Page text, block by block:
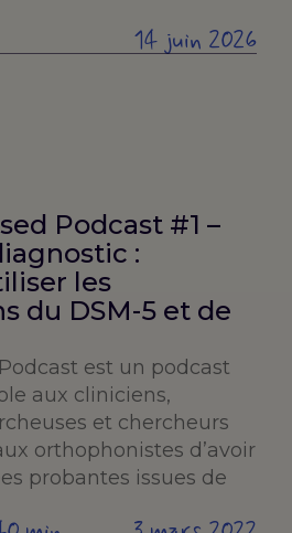
14 juin 2026
Podcast #1 –
:
les
du DSM-5 et de
est un podcast
aux cliniciens,
et chercheurs
orthophonistes d’avoir
probantes issues de